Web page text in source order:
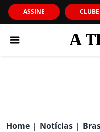
ASSINE CLUBE
Home | Notícias |